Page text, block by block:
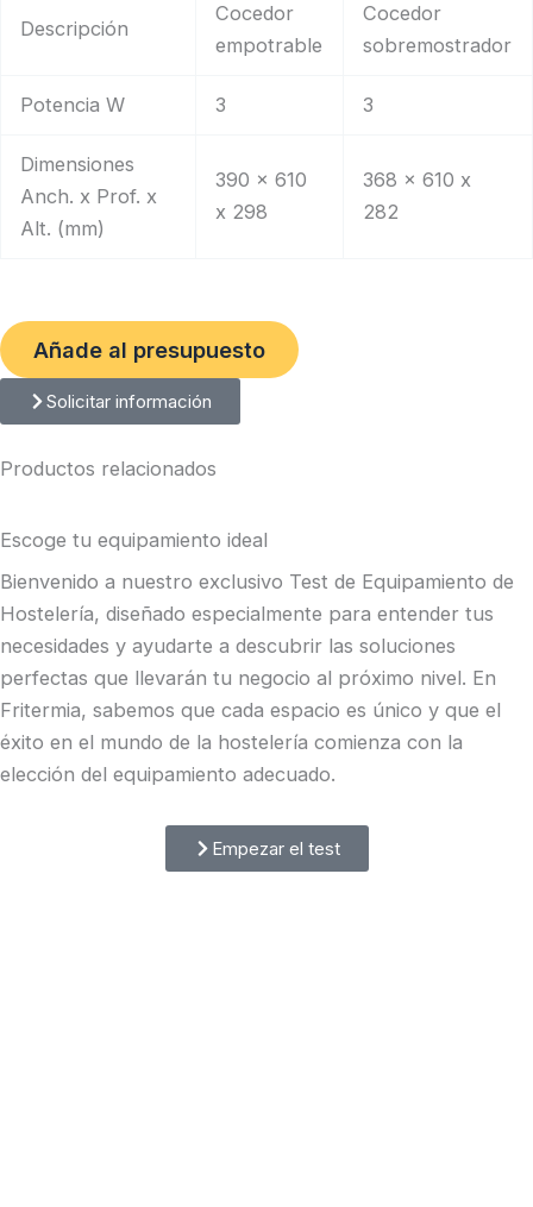
Descripción
Cocedor
empotrable
Cocedor
sobremostrador
Potencia W 3 3
Dimensiones
Anch. x Prof. x
Alt. (mm)
390 x 610
x 298
368 x 610 x
282
Añade al presupuesto
Solicitar información
Productos relacionados
Escoge tu equipamiento ideal
Bienvenido a nuestro exclusivo Test de Equipamiento de
Hostelería, diseñado especialmente para entender tus
necesidades y ayudarte a descubrir las soluciones
perfectas que llevarán tu negocio al próximo nivel. En
Fritermia, sabemos que cada espacio es único y que el
éxito en el mundo de la hostelería comienza con la
elección del equipamiento adecuado.
Empezar el test